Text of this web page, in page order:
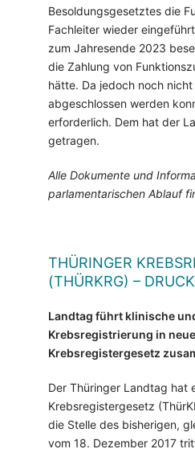
Besoldungsgesetztes die
Fachleiter wieder
zum Jahresende 2023
die Zahlung von
hätte. Da jedoch noch
abgeschlossen werden
erforderlich. Dem hat der
getragen.
Alle Dokumente und
parlamentarischen Ablauf
THÜRINGER
(THÜRKRG) –
Landtag führt klinische
Krebsregistrierung in
Krebsregistergesetz
Der Thüringer Landtag hat
Krebsregistergesetz
die Stelle des bisherigen,
vom 18. Dezember 2017